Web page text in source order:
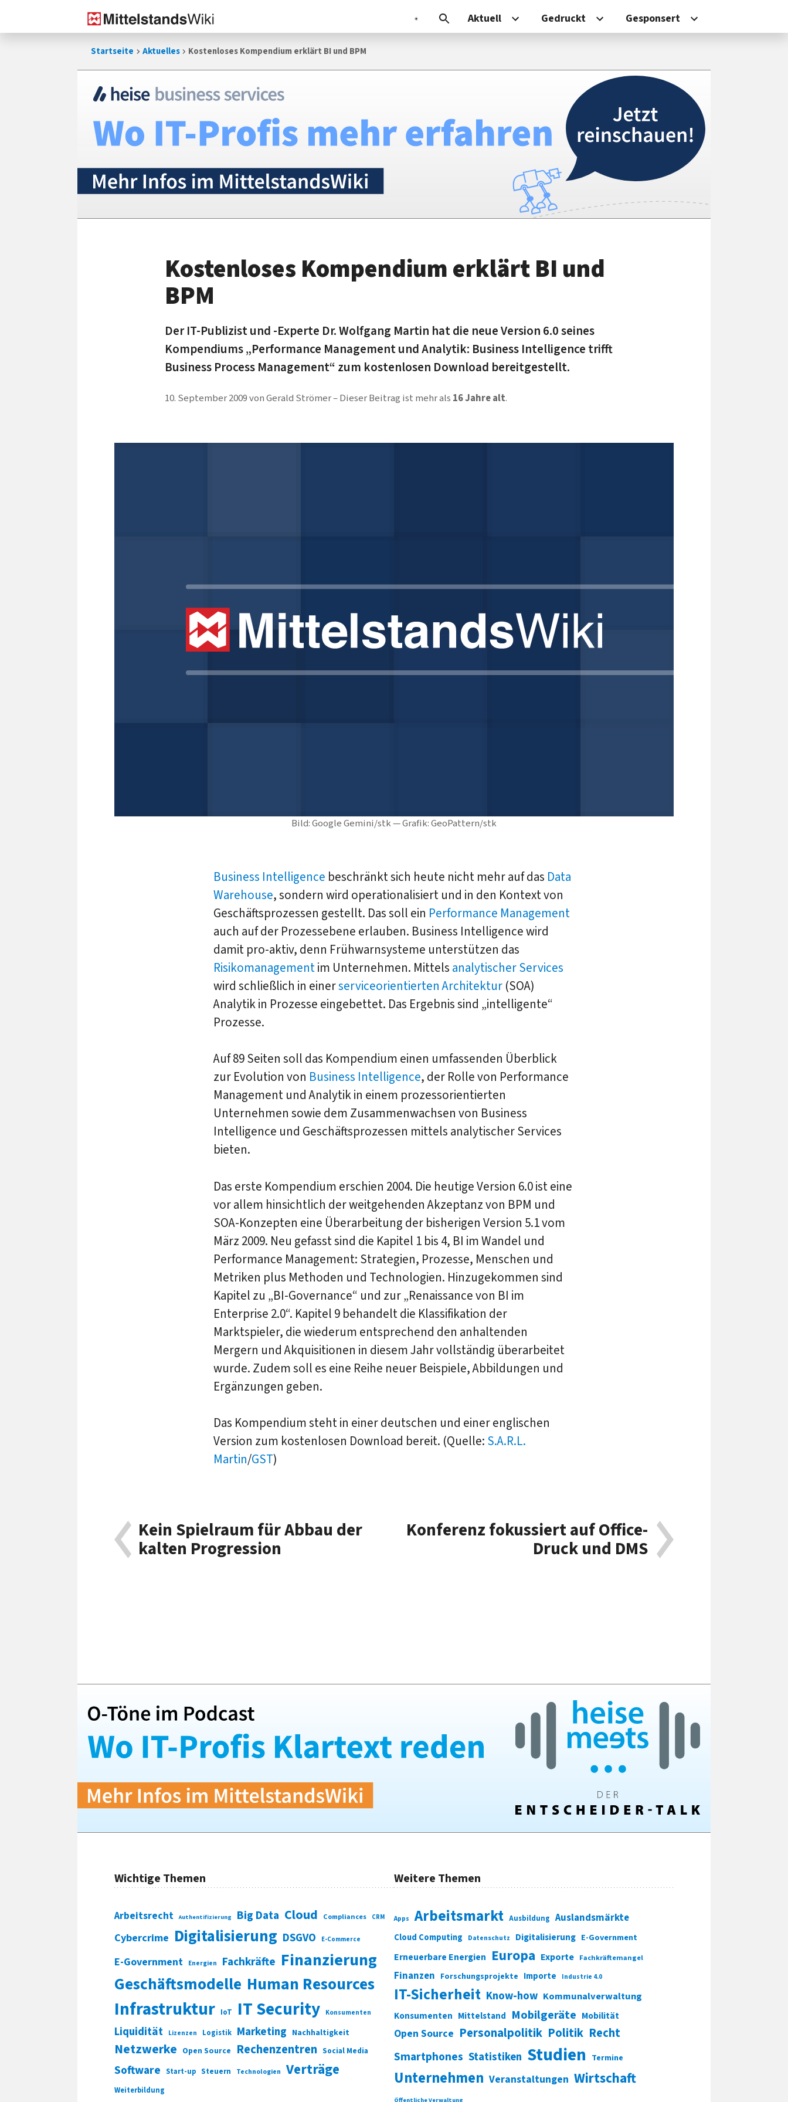
Aktuell Gedruckt Gesponsert
Startseite Aktuelles Kostenloses Kompendium erklärt BI und BPM
Bild: Google Gemini/stk — Grafik: GeoPattern/stk
Kostenloses Kompendium erklärt BI und
BPM
Der IT-Publizist und -Experte Dr. Wolfgang Martin hat die neue Version 6.0 seines
Kompendiums „Performance Management und Analytik: Business Intelligence trifft
Business Process Management“ zum kostenlosen Download bereitgestellt.
10. September 2009vonGerald Strömer Dieser Beitrag ist mehr als 16 Jahre alt.
Business Intelligence beschränkt sich heute nicht mehr auf das Data
Warehouse, sondern wird operationalisiert und in den Kontext von
Geschäftsprozessen gestellt. Das soll ein Performance Management
auch auf der Prozessebene erlauben. Business Intelligence wird
damit pro-aktiv, denn Frühwarnsysteme unterstützen das
Risikomanagementim Unternehmen. Mittels analytischer Services
wird schließlich in einerserviceorientierten Architektur (SOA)
Analytik in Prozesse eingebettet. Das Ergebnis sind „intelligente“
Prozesse.
Auf 89 Seiten soll das Kompendium einen umfassenden Überblick
zur Evolution von Business Intelligence, der Rolle von Performance
Management und Analytik in einem prozessorientierten
Unternehmen sowie dem Zusammenwachsen von Business
Intelligence und Geschäftsprozessen mittels analytischer Services
bieten.
Das erste Kompendium erschien 2004. Die heutige Version 6.0 ist eine
vor allem hinsichtlich der weitgehenden Akzeptanz von BPM und
SOA-Konzepten eine Überarbeitung der bisherigen Version 5.1 vom
März 2009. Neu gefasst sind die Kapitel 1 bis 4, BI im Wandel und
Performance Management: Strategien, Prozesse, Menschen und
Metriken plus Methoden und Technologien. Hinzugekommen sind
Kapitel zu „BI-Governance“ und zur „Renaissance von BI im
Enterprise 2.0“. Kapitel 9 behandelt die Klassifikation der
Marktspieler, die wiederum entsprechend den anhaltenden
Mergern und Akquisitionen in diesem Jahr vollständig überarbeitet
wurde. Zudem soll es eine Reihe neuer Beispiele, Abbildungen und
Ergänzungen geben.
Das Kompendium steht in einer deutschen und einer englischen
Version zum kostenlosen Download bereit. (Quelle: S.A.R.L.
Martin/GST)
Kein Spielraum für Abbau der
kalten Progression
Konferenz fokussiert auf Office-
Druck und DMS
Wichtige Themen
Arbeitsrecht Authentifizierung Big Data Cloud Compliances CRM
Cybercrime Digitalisierung DSGVO E-Commerce
E-Government Energien Fachkräfte Finanzierung
Geschäftsmodelle Human Resources
Infrastruktur IoT IT Security Konsumenten
Liquidität Lizenzen Logistik Marketing Nachhaltigkeit
Netzwerke Open Source Rechenzentren Social Media
Software Start-up Steuern Technologien Verträge
Weiterbildung
Weitere Themen
Apps Arbeitsmarkt Ausbildung Auslandsmärkte
Cloud Computing Datenschutz Digitalisierung E-Government
Erneuerbare Energien Europa Exporte Fachkräftemangel
Finanzen Forschungsprojekte Importe Industrie 4.0
IT-Sicherheit Know-how Kommunalverwaltung
Konsumenten Mittelstand Mobilgeräte Mobilität
Open Source Personalpolitik Politik Recht
Smartphones Statistiken Studien Termine
Unternehmen Veranstaltungen Wirtschaft
Öffentliche Verwaltung